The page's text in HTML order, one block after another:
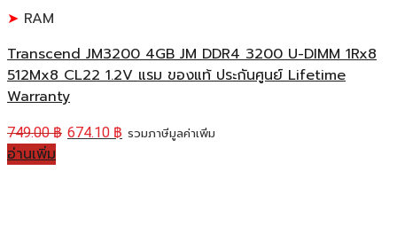
RAM
Transcend JM3200 4GB JM DDR4 3200 U-DIMM 1Rx8
512Mx8 CL22 1.2V แรม ของแท้ ประกันศูนย์ Lifetime
Warranty
749.00฿ 674.10 ฿ รวมภาษีมูลค่าเพิ่ม
อ่านเพิ่ม